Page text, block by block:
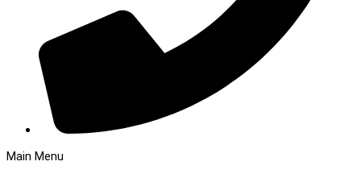
Main Menu